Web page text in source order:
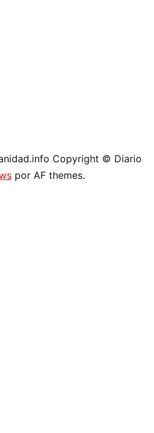
Copyright © Diario
por AF themes.